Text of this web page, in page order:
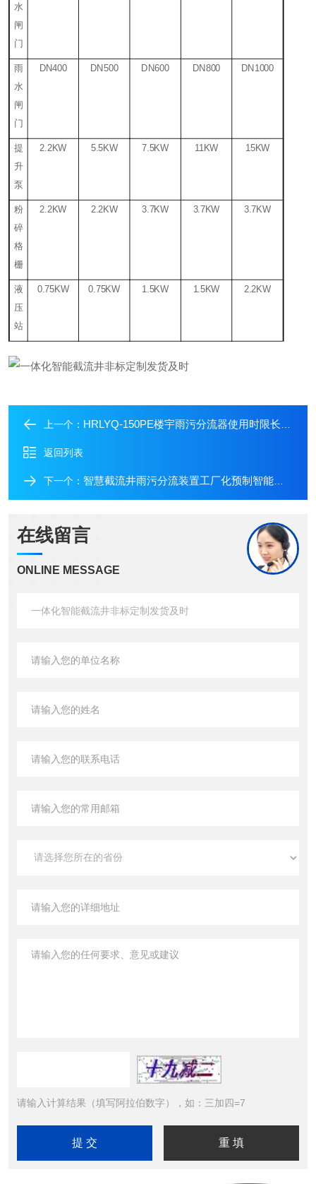
水
闸
门
雨
水
闸
门
DN400 DN500 DN600 DN800 DN1000
提
升
泵
2.2KW 5.5KW 7.5KW 11KW 15KW
粉
碎
格
栅
2.2KW 2.2KW 3.7KW 3.7KW 3.7KW
液
压
站
0.75KW 0.75KW 1.5KW 1.5KW 2.2KW
上一个： HRLYQ-150PE楼宇雨污分流器使用时限长截污率高
返回列表
下一个： 智慧截流井雨污分流装置工厂化预制智能控制
在线留言
ONLINE MESSAGE
请输入计算结果（填写阿拉伯数字），如：三加四=7